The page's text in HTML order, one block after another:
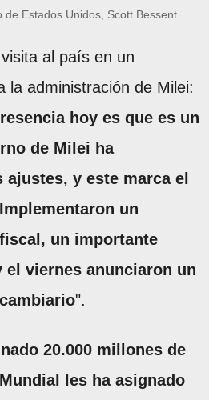
de Estados Unidos, Scott Bessent
al país en un
la administración de Milei:
hoy es que es un
de Milei ha
y este marca el
un
un importante
el viernes anunciaron un
".
20.000 millones de
les ha asignado